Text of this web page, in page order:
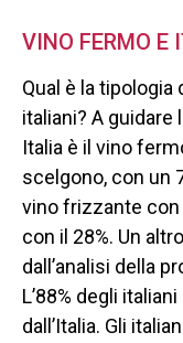
VINO FERMO E
Qual è la
italiani? A guidare
Italia è il vino
scelgono, con un
vino frizzante con
con il 28%. Un
dall’analisi della
L’88% degli
dall’Italia. Gli